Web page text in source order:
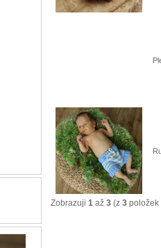
Zobrazuji 1až 3(z 3položek